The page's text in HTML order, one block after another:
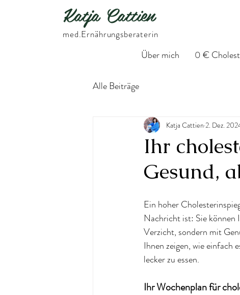
Katja Cattien
​med.Ernährungsberaterin
Über mich 0 €
Alle Beiträge
Ihr
Gesund,
Katja Cattien 2. Dez.
Ein hoher
Nachricht ist: Sie können
Verzicht, sondern mit
Ihnen zeigen, wie einfach
lecker zu essen.
Ihr Wochenplan für